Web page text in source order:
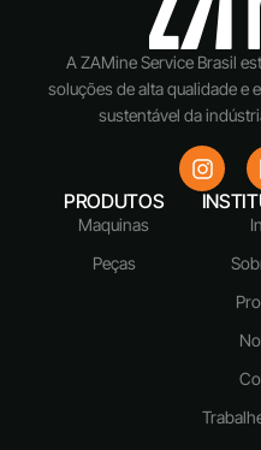
A ZAMine Service Brasil
soluções de alta qualidade e
sustentável da
PRODUTOS
Maquinas
Peças